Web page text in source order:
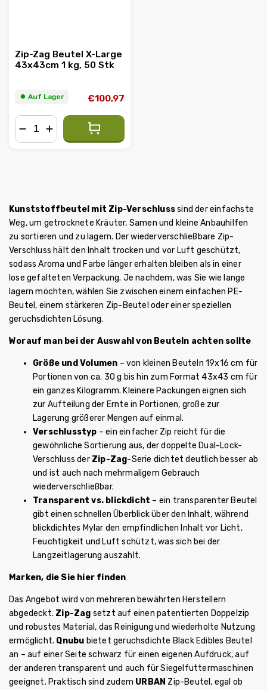
Zip-Zag Beutel X-Large
43x43cm 1 kg, 50 Stk
⏺︎ Auf Lager €100,97
Kunststoffbeutel mit Zip-Verschlusssind der einfachste
Weg, um getrocknete Kräuter, Samen und kleine Anbauhilfen
zu sortieren und zu lagern. Der wiederverschließbare Zip-
Verschluss hält den Inhalt trocken und vor Luft geschützt,
sodass Aroma und Farbe länger erhalten bleiben als in einer
lose gefalteten Verpackung. Je nachdem, was Sie wie lange
lagern möchten, wählen Sie zwischen einem einfachen PE-
Beutel, einem stärkeren Zip-Beutel oder einer speziellen
geruchsdichten Lösung.
Worauf man bei der Auswahl von Beuteln achten sollte
Größe und Volumen – von kleinen Beuteln 19x16 cm für
Portionen von ca. 30 g bis hin zum Format 43x43 cm für
ein ganzes Kilogramm. Kleinere Packungen eignen sich
zur Aufteilung der Ernte in Portionen, große zur
Lagerung größerer Mengen auf einmal.
Verschlusstyp – ein einfacher Zip reicht für die
gewöhnliche Sortierung aus, der doppelte Dual-Lock-
Verschluss der Zip-Zag-Serie dichtet deutlich besser ab
und ist auch nach mehrmaligem Gebrauch
wiederverschließbar.
Transparent vs. blickdicht – ein transparenter Beutel
gibt einen schnellen Überblick über den Inhalt, während
blickdichtes Mylar den empfindlichen Inhalt vor Licht,
Feuchtigkeit und Luft schützt, was sich bei der
Langzeitlagerung auszahlt.
Marken, die Sie hier finden
Das Angebot wird von mehreren bewährten Herstellern
abgedeckt. Zip-Zag setzt auf einen patentierten Doppelzip
und robustes Material, das Reinigung und wiederholte Nutzung
ermöglicht. Qnubu bietet geruchsdichte Black Edibles Beutel
an – auf einer Seite schwarz für einen eigenen Aufdruck, auf
der anderen transparent und auch für Siegelfuttermaschinen
geeignet. Praktisch sind zudem URBAN Zip-Beutel, egal ob